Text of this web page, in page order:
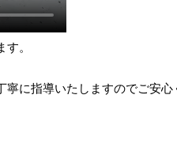
。
に指導いたしますのでご安心